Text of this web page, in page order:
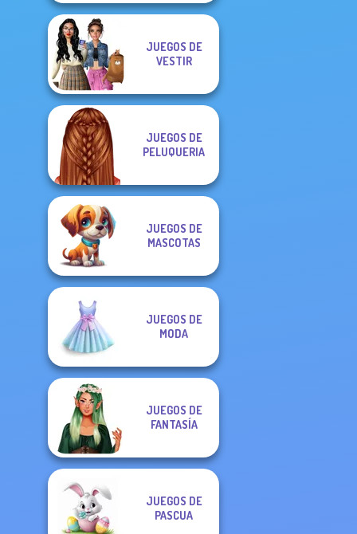
JUEGOS DE
VESTIR
JUEGOS DE
PELUQUERIA
JUEGOS DE
MASCOTAS
JUEGOS DE
MODA
JUEGOS DE
FANTASÍA
JUEGOS DE
PASCUA